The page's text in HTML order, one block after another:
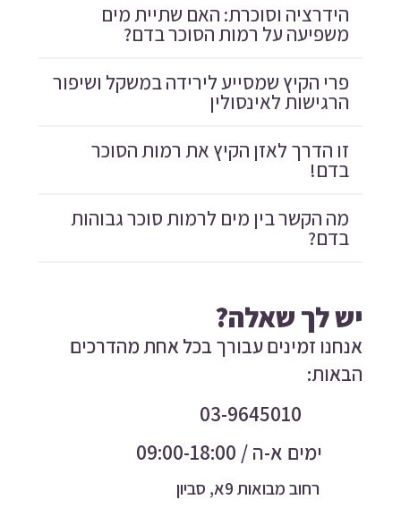
הידרציה וסוכרת: האם שתיית מים
משפיעה על רמות הסוכר בדם?
פרי הקיץ שמסייע לירידה במשקל ושיפור
הרגישות לאינסולין
זו הדרך לאזן הקיץ את רמות הסוכר
בדם!
מה הקשר בין מים לרמות סוכר גבוהות
בדם?
יש לך שאלה?
אנחנו זמינים עבורך בכל אחת מהדרכים
הבאות:
03-9645010
ימים א-ה / 09:00-18:00
רחוב מבואות 9א, סביון